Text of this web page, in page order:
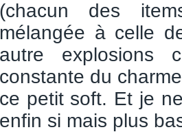
(chacun des
mélangée à celle
autre explosions
constante du
ce petit soft. Et je
enfin si mais plus